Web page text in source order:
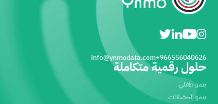
966556040626+
info@ynmodata.com
حلول رقمية متكاملة
ينمو طفلي
ينمو الحضانات